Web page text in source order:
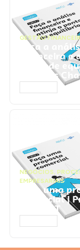
GESTÃO
Faça a
financeira e
ponto de
Prompts
NEGÓCIOS,
EMPRESARIAIS
Faça uma
comercial |
ChatGPT